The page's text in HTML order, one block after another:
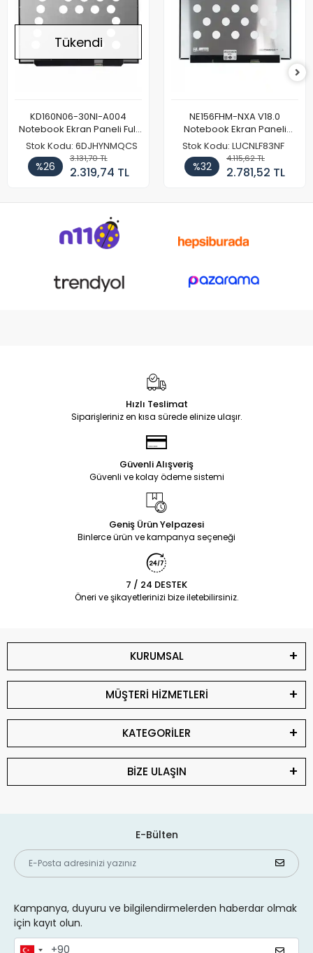
Tükendi
KD160N06-30NI-A004
Notebook Ekran Paneli Full
HD
Stok Kodu: 6DJHYNMQCS
%26
3.131,70 TL
2.319,74 TL
NE156FHM-NXA V18.0
Notebook Ekran Paneli
144Hz
Stok Kodu: LUCNLF83NF
%32
4.115,62 TL
2.781,52 TL
Hızlı Teslimat
Siparişleriniz en kısa sürede elinize ulaşır.
Güvenli Alışveriş
Güvenli ve kolay ödeme sistemi
Geniş Ürün Yelpazesi
Binlerce ürün ve kampanya seçeneği
7 / 24 DESTEK
Öneri ve şikayetlerinizi bize iletebilirsiniz.
KURUMSAL
MÜŞTERİ HİZMETLERİ
KATEGORİLER
BİZE ULAŞIN
E-Bülten
Kampanya, duyuru ve bilgilendirmelerden haberdar olmak
için kayıt olun.